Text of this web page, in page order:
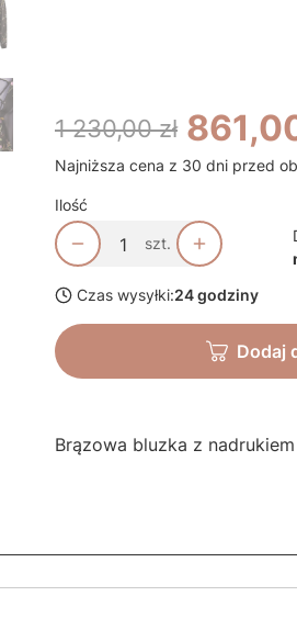
1 230,00 zł
Najniższa cena z 30 dni przed
Ilość
szt.
Czas wysyłki:24 godziny
Dodaj
Brązowa bluzka z